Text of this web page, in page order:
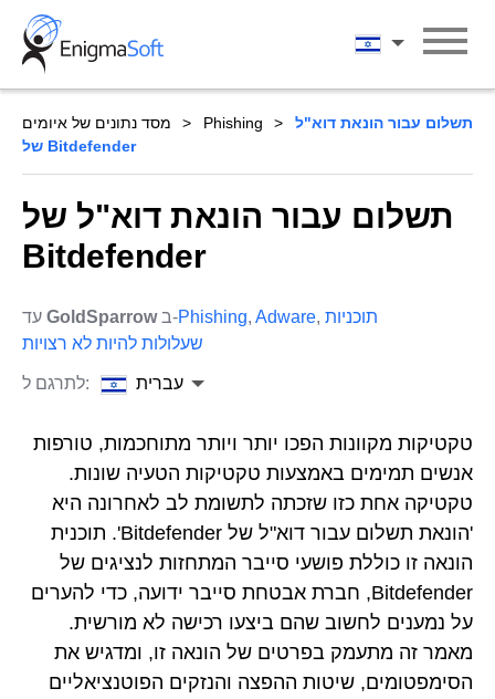
Skip
content
עברית
מסד נתונים של איומים Phishing
תשלום עבור הונאת דוא"ל
של Bitdefender
תשלום עבור הונאת דוא"ל של
Bitdefender
GoldSparrow ב-Phishing, Adware, תוכניות
שעלולות להיות לא רצויות
לתרגם ל: עברית
טקטיקות מקוונות הפכו יותר ויותר מתוחכמות, טורפות
אנשים תמימים באמצעות טקטיקות הטעיה שונות.
טקטיקה אחת כזו שזכתה לתשומת לב לאחרונה היא
'הונאת תשלום עבור דוא"ל של Bitdefender'. תוכנית
הונאה זו כוללת פושעי סייבר המתחזות לנציגים של
Bitdefender, חברת אבטחת סייבר ידועה, כדי להערים
על נמענים לחשוב שהם ביצעו רכישה לא מורשית.
מאמר זה מתעמק בפרטים של הונאה זו, ומדגיש את
הסימפטומים, שיטות ההפצה והנזקים הפוטנציאליים